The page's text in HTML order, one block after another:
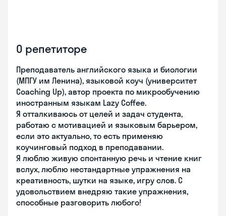
О репетиторе
Преподаватель английского языка и биологии
(МПГУ им Ленина), языковой коуч (университет
Coaching Up), автор проекта по микрообучению
иностранным языкам Lazy Coffee.
Я отталкиваюсь от целей и задач студента,
работаю с мотивацией и языковым барьером,
если это актуально, то есть применяю
коучинговый подход в преподавании.
Я люблю живую спонтанную речь и чтение книг
вслух, люблю нестандартные упражнения на
креативность, шутки на языке, игру слов. С
удовольствием внедряю такие упражнения,
способные разговорить любого!